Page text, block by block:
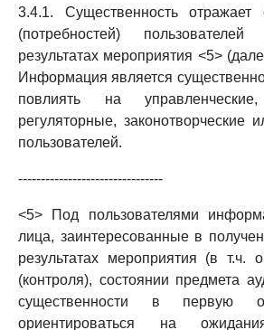
3.4.1. Существенность отражает
(потребностей)
результатах мероприятия <5>
Информация является
повлиять на управленческие,
регуляторные, законотворческие
пользователей.
--------------------------------
<5> Под пользователями
лица, заинтересованные в
результатах мероприятия (в т.ч.
(контроля), состоянии предмета
существенности в первую
ориентироваться на